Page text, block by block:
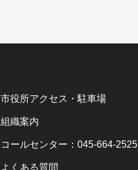
市役所アクセス・駐車場
組織案内
コールセンター：045-664-2525
よくある質問